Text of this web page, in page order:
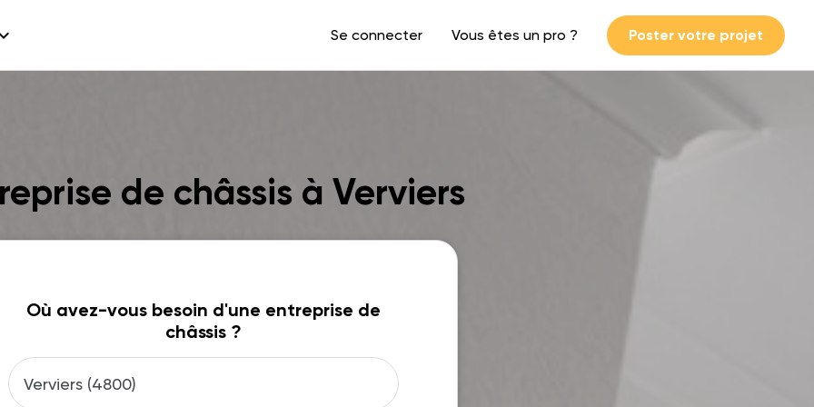
Se connecter Vous êtes un pro ? Poster votre projet
de châssis à Verviers
Où avez-vous besoin d'une entreprise de
châssis ?